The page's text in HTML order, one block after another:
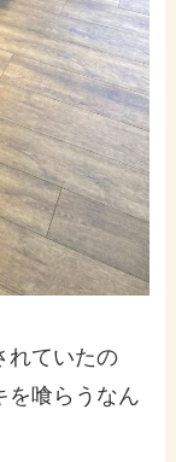
れていたの
を喰らうなん